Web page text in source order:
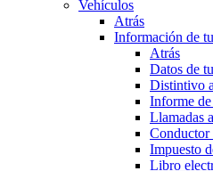
Vehículos
Atrás
Información de
Atrás
Datos de
Distintivo
Informe
Llamadas
Conductor
Impuesto
Libro